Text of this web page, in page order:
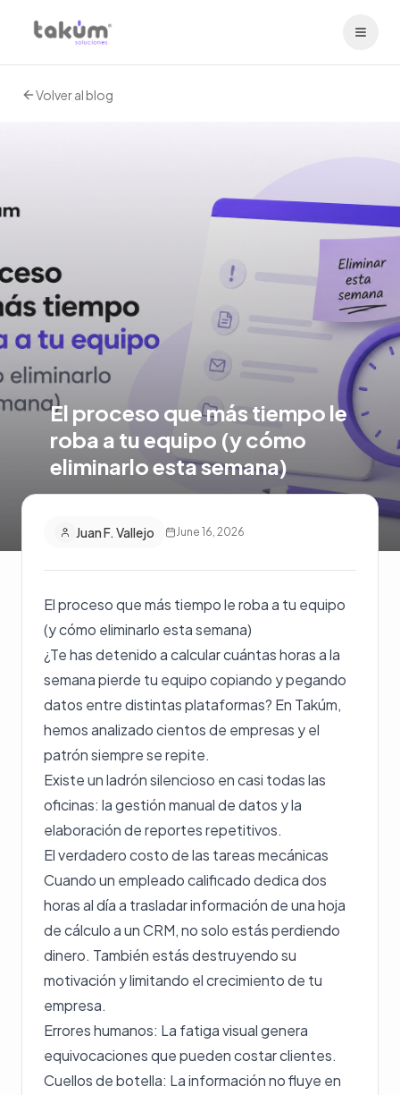
Volver al blog
El proceso que más tiempo le
roba a tu equipo (y cómo
eliminarlo esta semana)
Juan F. Vallejo June 16, 2026
El proceso que más tiempo le roba a tu equipo
(y cómo eliminarlo esta semana)
¿Te has detenido a calcular cuántas horas a la
semana pierde tu equipo copiando y pegando
datos entre distintas plataformas? En Takúm,
hemos analizado cientos de empresas y el
patrón siempre se repite.
Existe un ladrón silencioso en casi todas las
oficinas: la gestión manual de datos y la
elaboración de reportes repetitivos.
El verdadero costo de las tareas mecánicas
Cuando un empleado calificado dedica dos
horas al día a trasladar información de una hoja
de cálculo a un CRM, no solo estás perdiendo
dinero. También estás destruyendo su
motivación y limitando el crecimiento de tu
empresa.
Errores humanos: La fatiga visual genera
equivocaciones que pueden costar clientes.
Cuellos de botella: La información no fluye en